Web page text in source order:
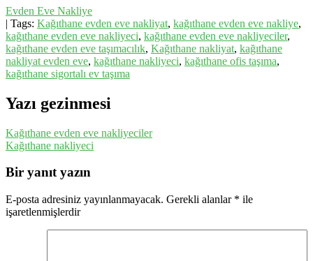
Evden Eve Nakliye
| Tags: Kağıthane evden eve nakliyat, kağıthane evden eve nakliye,
kağıthane evden eve nakliyeci, kağıthane evden eve nakliyeciler,
kağıthane evden eve taşımacılık, Kağıthane nakliyat, kağıthane
nakliyat evden eve, kağıthane nakliyeci, kağıthane ofis taşıma,
kağıthane sigortalı ev taşıma
Yazı gezinmesi
Kağıthane evden eve nakliyeciler
Kağıthane nakliyeci
Bir yanıt yazın
E-posta adresiniz yayınlanmayacak. Gerekli alanlar * ile
işaretlenmişlerdir